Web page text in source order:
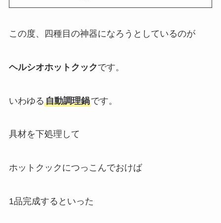
この度、四種目の神器になろうとしているのが
ヘルシオホットクックです。
いわゆる自動調理鍋です。
具材を下処理して
ホットクックにつっこんでおけば
1品完成するといった